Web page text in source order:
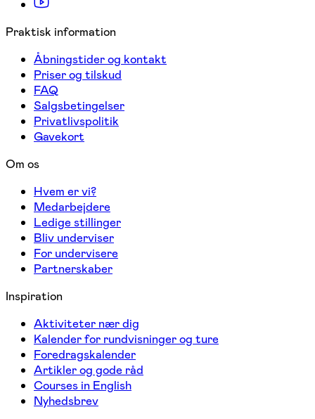
Praktisk information
Åbningstider og kontakt
Priser og tilskud
FAQ
Salgsbetingelser
Privatlivspolitik
Gavekort
Om os
Hvem er vi?
Medarbejdere
Ledige stillinger
Bliv underviser
For undervisere
Partnerskaber
Inspiration
Aktiviteter nær dig
Kalender for rundvisninger og ture
Foredragskalender
Artikler og gode råd
Courses in English
Nyhedsbrev